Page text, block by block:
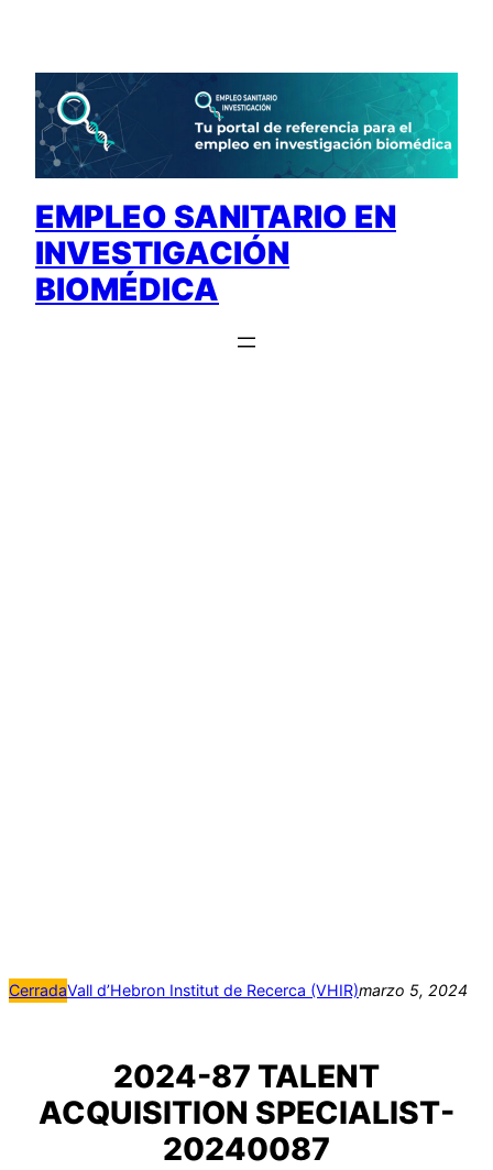
contenido
EMPLEO SANITARIO EN
INVESTIGACIÓN
BIOMÉDICA
CerradaVall d’Hebron Institut de Recerca (VHIR)marzo 5, 2024
2024-87 TALENT
ACQUISITION SPECIALIST-
20240087